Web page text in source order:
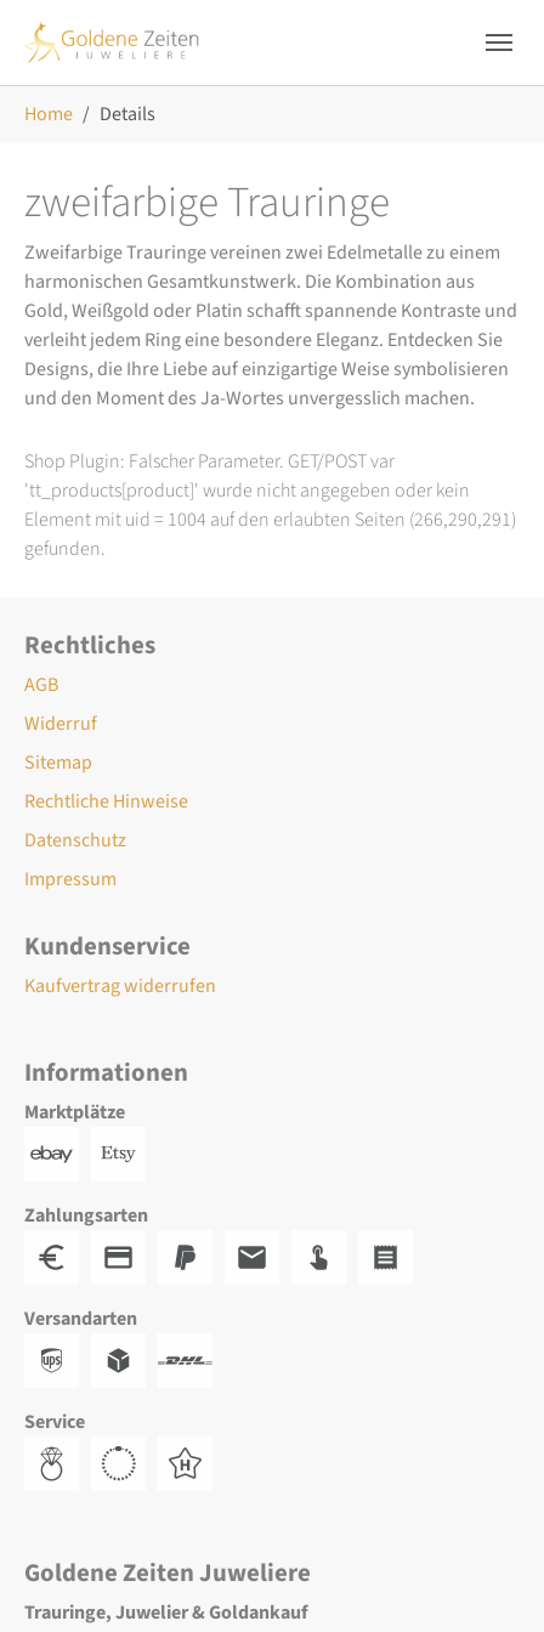
Home Details
zweifarbige Trauringe
Zweifarbige Trauringe vereinen zwei Edelmetalle zu einem
harmonischen Gesamtkunstwerk. Die Kombination aus
Gold, Weißgold oder Platin schafft spannende Kontraste und
verleiht jedem Ring eine besondere Eleganz. Entdecken Sie
Designs, die Ihre Liebe auf einzigartige Weise symbolisieren
und den Moment des Ja-Wortes unvergesslich machen.
Shop Plugin: Falscher Parameter. GET/POST var
'tt_products[product]' wurde nicht angegeben oder kein
Element mit uid = 1004 auf den erlaubten Seiten (266,290,291)
gefunden.
Rechtliches
AGB
Widerruf
Sitemap
Rechtliche Hinweise
Datenschutz
Impressum
Kundenservice
Kaufvertrag widerrufen
Informationen
Marktplätze
Zahlungsarten
Versandarten
Service
Goldene Zeiten Juweliere
Trauringe, Juwelier & Goldankauf